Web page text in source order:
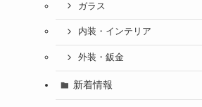
ガラス
内装・インテリア
外装・鈑金
新着情報